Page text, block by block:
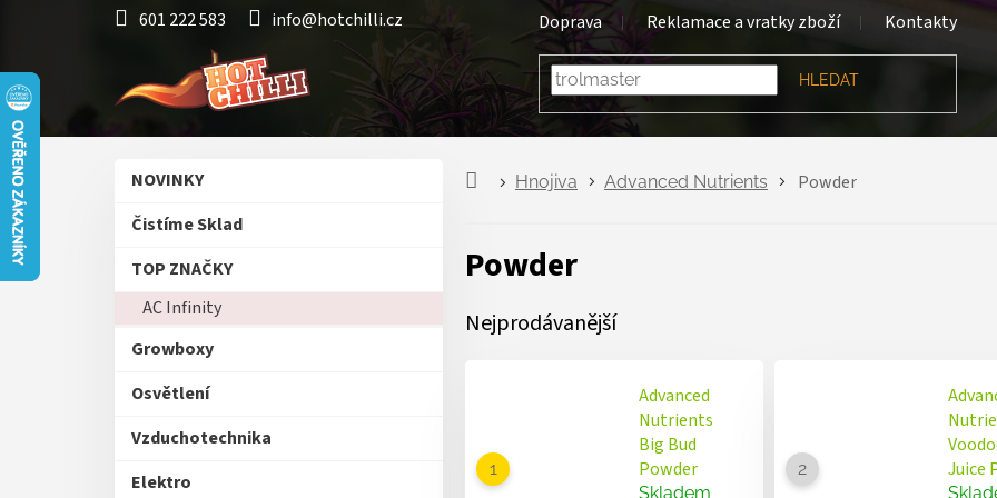
601 222 583 info@hotchilli.cz Doprava Reklamace a vratky zboží Kontakty
HLEDAT
a
Přeskočit
NOVINKY
Čistíme Sklad
TOP ZNAČKY
AC Infinity
Growboxy
Osvětlení
Vzduchotechnika
Elektro
Hnojiva Advanced Nutrients Powder
Powder
Nejprodávanější
Advanced
Nutrients
Big Bud
Powder
Skladem
Juice